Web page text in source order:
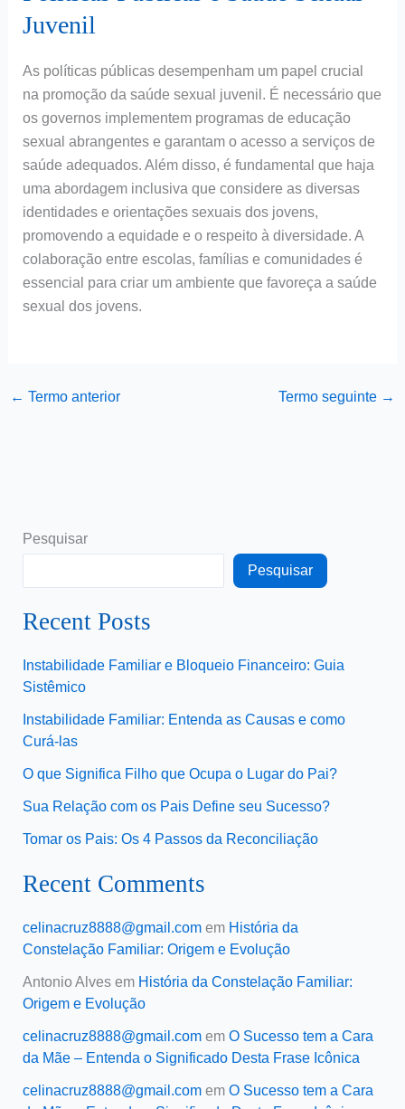
Juvenil
As políticas públicas desempenham um papel crucial
na promoção da saúde sexual juvenil. É necessário que
os governos implementem programas de educação
sexual abrangentes e garantam o acesso a serviços de
saúde adequados. Além disso, é fundamental que haja
uma abordagem inclusiva que considere as diversas
identidades e orientações sexuais dos jovens,
promovendo a equidade e o respeito à diversidade. A
colaboração entre escolas, famílias e comunidades é
essencial para criar um ambiente que favoreça a saúde
sexual dos jovens.
← Termo anterior Termo seguinte →
Pesquisar
Pesquisar
Recent Posts
Instabilidade Familiar e Bloqueio Financeiro: Guia
Sistêmico
Instabilidade Familiar: Entenda as Causas e como
Curá-las
O que Significa Filho que Ocupa o Lugar do Pai?
Sua Relação com os Pais Define seu Sucesso?
Tomar os Pais: Os 4 Passos da Reconciliação
Recent Comments
celinacruz8888@gmail.comem História da
Constelação Familiar: Origem e Evolução
Antonio Alvesem História da Constelação Familiar:
Origem e Evolução
celinacruz8888@gmail.comem O Sucesso tem a Cara
da Mãe – Entenda o Significado Desta Frase Icônica
celinacruz8888@gmail.comem O Sucesso tem a Cara